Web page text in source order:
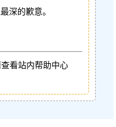
深的歉意。
看站内帮助中心